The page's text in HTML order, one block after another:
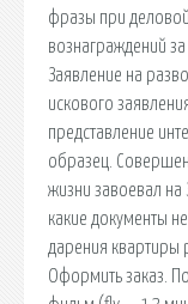
фразы при
вознаграждений
Заявление на
искового
представление
образец.
жизни завоевал
какие документы
дарения квартиры
Оформить заказ.